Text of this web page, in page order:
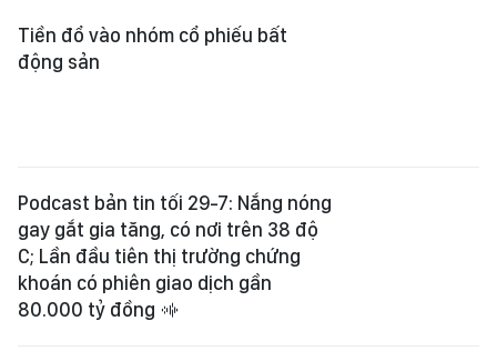
Tiền đổ vào nhóm cổ phiếu bất
động sản
Podcast bản tin tối 29-7: Nắng nóng
gay gắt gia tăng, có nơi trên 38 độ
C; Lần đầu tiên thị trường chứng
khoán có phiên giao dịch gần
80.000 tỷ đồng